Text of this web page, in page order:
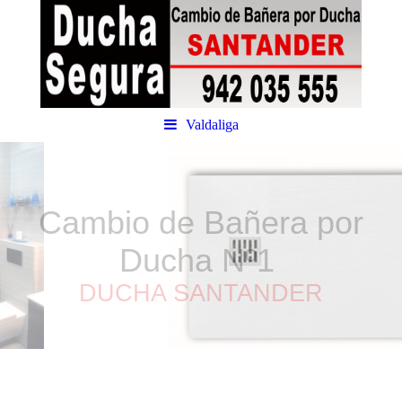
Valdaliga
Cambio de Bañera por
Ducha Nº1
DUCHA SANTANDER